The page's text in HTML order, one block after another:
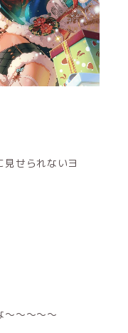
見せられないヨ
〜〜〜〜〜